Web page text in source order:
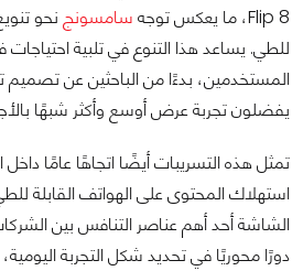
Flip 8، ما يعكس توجه
سامسونج نحو
للطي. يساعد هذا التنوع في تلبية
المستخدمين، بدءًا من الباحثين عن
يفضلون تجربة عرض أوسع وأكثر شبهًا
تمثل هذه التسريبات أيضًا اتجاهًا عامًا
استهلاك المحتوى على الهواتف القابلة
الشاشة أحد أهم عناصر التنافس بين
دورًا محوريًا في تحديد شكل التجربة